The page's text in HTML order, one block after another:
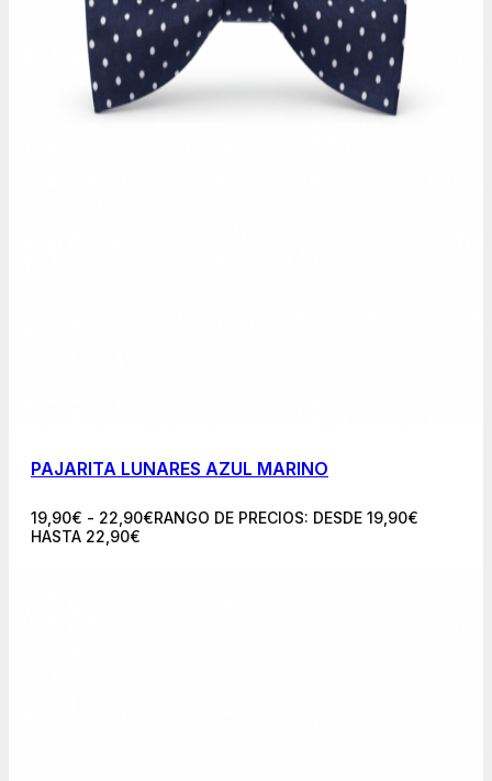
PAJARITA LUNARES AZUL MARINO
19,90€ - 22,90€RANGO DE PRECIOS: DESDE 19,90€
HASTA 22,90€